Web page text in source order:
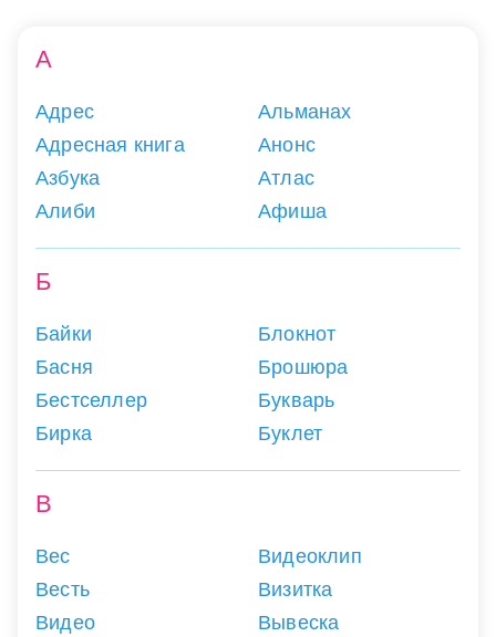
А
Адрес
Адресная книга
Азбука
Алиби
Альманах
Анонс
Атлас
Афиша
Б
Байки
Басня
Бестселлер
Бирка
Блокнот
Брошюра
Букварь
Буклет
В
Вес
Весть
Видео
Видеоклип
Визитка
Вывеска